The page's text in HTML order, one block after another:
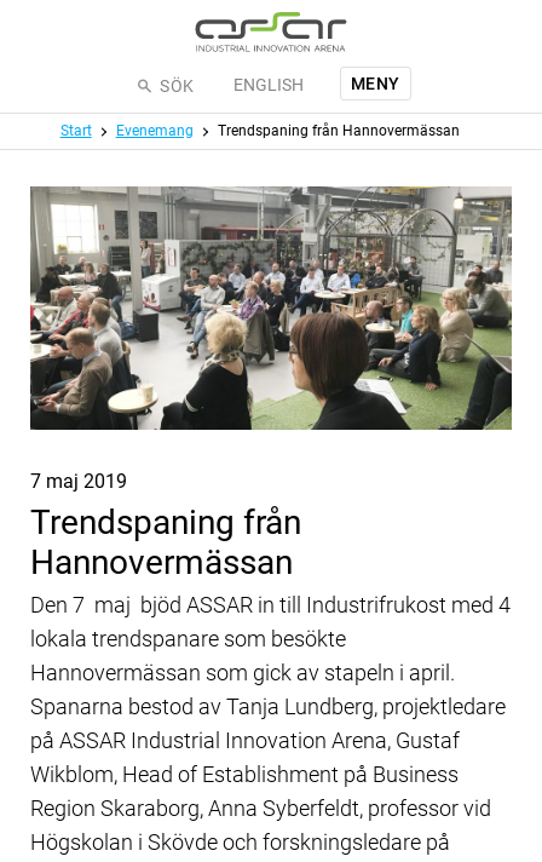
SÖK ENGLISH MENY
MenyStart Evenemang Trendspaning från Hannovermässan
Publicerat
7 maj 2019
Trendspaning från
Hannovermässan
Den 7 maj bjöd ASSAR in till Industrifrukost med 4
lokala trendspanare som besökte
Hannovermässan som gick av stapeln i april.
Spanarna bestod av Tanja Lundberg, projektledare
på ASSAR Industrial Innovation Arena, Gustaf
Wikblom, Head of Establishment på Business
Region Skaraborg, Anna Syberfeldt, professor vid
Högskolan i Skövde och forskningsledare på